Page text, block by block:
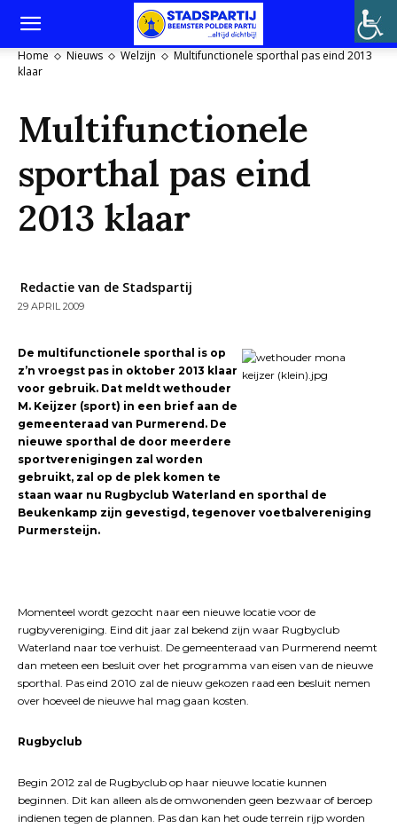
Home Nieuws Welzijn
Multifunctionele sporthal pas eind 2013
klaar
Multifunctionele
sporthal pas eind
2013 klaar
Redactie van de Stadspartij
29 APRIL 2009
De multifunctionele sporthal is op
z’n vroegst pas in oktober 2013 klaar
voor gebruik. Dat meldt wethouder
M. Keijzer (sport) in een brief aan de
gemeenteraad van Purmerend. De
nieuwe sporthal de door meerdere
sportverenigingen zal worden
gebruikt, zal op de plek komen te
staan waar nu Rugbyclub Waterland en sporthal de
Beukenkamp zijn gevestigd, tegenover voetbalvereniging
Purmersteijn.
Momenteel wordt gezocht naar een nieuwe locatie voor de
rugbyvereniging. Eind dit jaar zal bekend zijn waar Rugbyclub
Waterland naar toe verhuist. De gemeenteraad van Purmerend neemt
dan meteen een besluit over het programma van eisen van de nieuwe
sporthal. Pas eind 2010 zal de nieuw gekozen raad een besluit nemen
over hoeveel de nieuwe hal mag gaan kosten.
Rugbyclub
Begin 2012 zal de Rugbyclub op haar nieuwe locatie kunnen
beginnen. Dit kan alleen als de omwonenden geen bezwaar of beroep
indienen tegen de plannen. Pas dan kan het oude terrein rijp worden